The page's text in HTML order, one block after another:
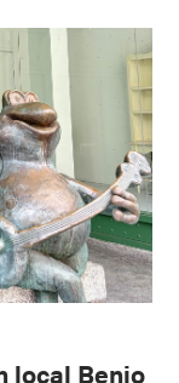
local Benjo